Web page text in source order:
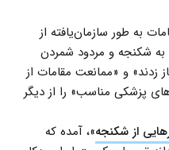
به طور سازمان‌یافته از
به شکنجه و مردود شمردن
زدند» و «ممانعت مقامات از
پزشکی مناسب» را از دیگر
از شکنجه»، آمده که